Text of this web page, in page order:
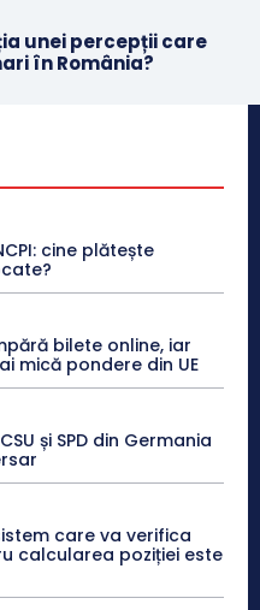
unei percepții care
în România?
cine plătește
bilete online, iar
mică pondere din UE
și SPD din Germania
care va verifica
calcularea poziției este